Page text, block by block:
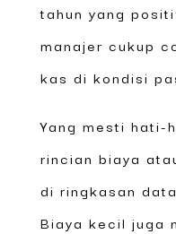
tahun yang
manajer cukup
kas di kondisi
Yang mesti hati-
rincian biaya
di ringkasan
Biaya kecil juga